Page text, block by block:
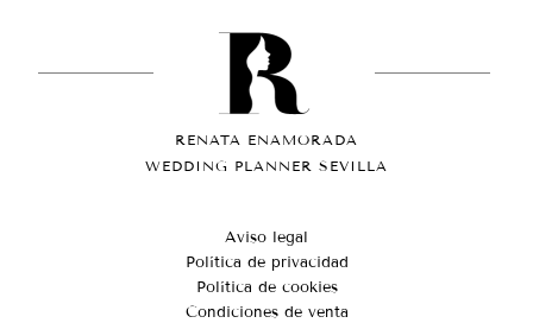
RENATA ENAMORADA
WEDDING PLANNER SEVILLA
Aviso legal
Política de privacidad
Política de cookies
Condiciones de venta